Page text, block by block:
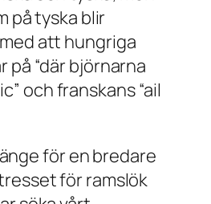
på tyska blir
med att hungriga
“där björnarna
och franskans “ail
för en bredare
för ramslök